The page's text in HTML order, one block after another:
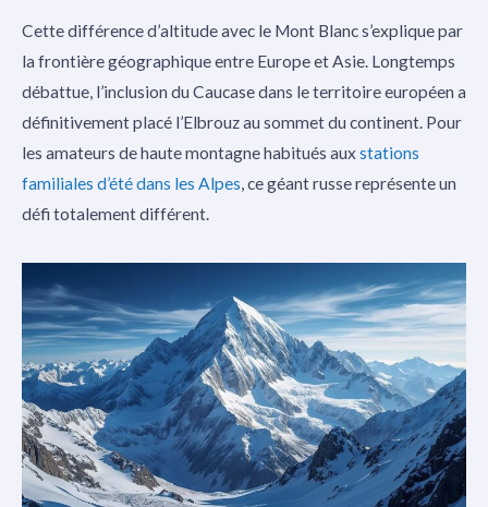
Cette différence d’altitude avec le Mont Blanc s’explique par
la frontière géographique entre Europe et Asie. Longtemps
débattue, l’inclusion du Caucase dans le territoire européen a
définitivement placé l’Elbrouz au sommet du continent. Pour
les amateurs de haute montagne habitués auxstations
familiales d’été dans les Alpes, ce géant russe représente un
défi totalement différent.